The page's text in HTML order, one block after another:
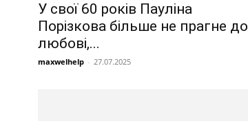
У свої 60 років Пауліна
Порізкова більше не прагне до
любові,...
maxwelhelp - 27.07.2025